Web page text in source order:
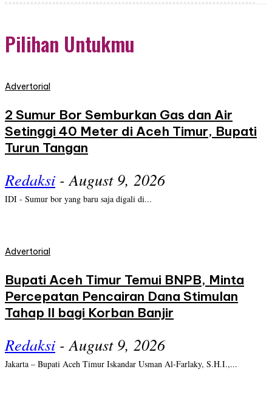
Pilihan Untukmu
Advertorial
2 Sumur Bor Semburkan Gas dan Air
Setinggi 40 Meter di Aceh Timur, Bupati
Turun Tangan
Redaksi - August 9, 2026
IDI - Sumur bor yang baru saja digali di...
Advertorial
Bupati Aceh Timur Temui BNPB, Minta
Percepatan Pencairan Dana Stimulan
Tahap II bagi Korban Banjir
Redaksi - August 9, 2026
Jakarta – Bupati Aceh Timur Iskandar Usman Al-Farlaky, S.H.I.,...